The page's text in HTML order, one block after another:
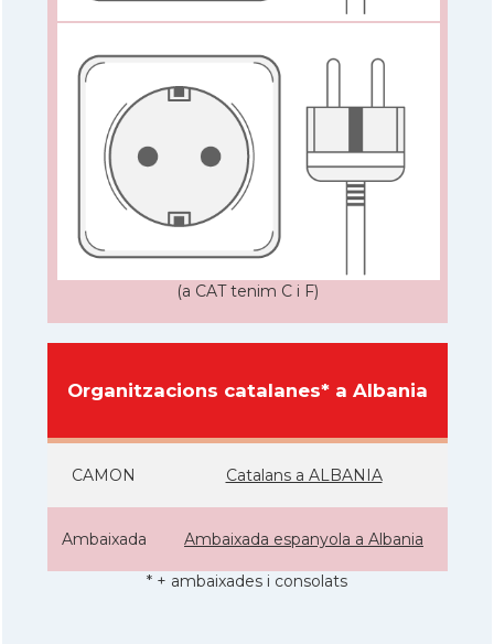
(a CAT tenim C i F)
Organitzacions catalanes* a Albania
CAMON Catalans a ALBANIA
Ambaixada Ambaixada espanyola a Albania
* + ambaixades i consolats